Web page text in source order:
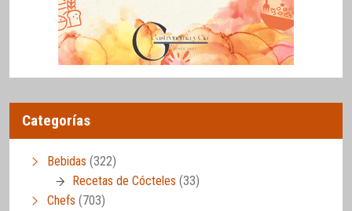
Categorías
Bebidas (322)
Recetas de Cócteles (33)
Chefs (703)